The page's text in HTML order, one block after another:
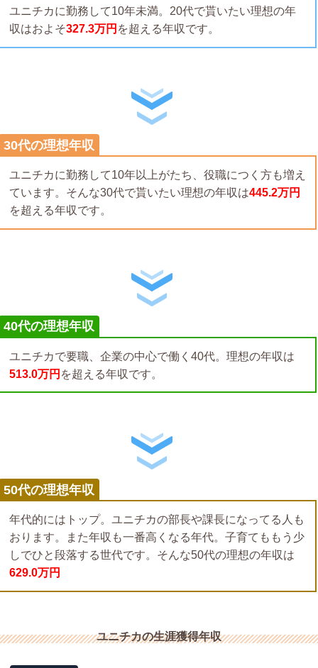
ユニチカに勤務して10年未満。20代で貰いたい理想の年
収はおよそ327.3万円 を超える年収です。
30代の理想年収
ユニチカに勤務して10年以上がたち、役職につく方も増え
ています。そんな30代で貰いたい理想の年収は445.2万円
を超える年収です。
40代の理想年収
ユニチカで要職、企業の中心で働く40代。理想の年収は
513.0万円 を超える年収です。
50代の理想年収
年代的にはトップ。ユニチカの部長や課長になってる人も
おります。また年収も一番高くなる年代。子育てももう少
しでひと段落する世代です。そんな50代の理想の年収は
629.0万円
ユニチカの生涯獲得年収